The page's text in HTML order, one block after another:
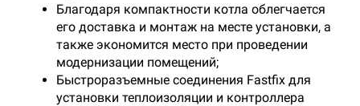
Благодаря компактности котла облегчается
его доставка и монтаж на месте установки, а
также экономится место при проведении
модернизации помещений;
Быстроразъемные соединения Fastfix для
установки теплоизоляции и контроллера